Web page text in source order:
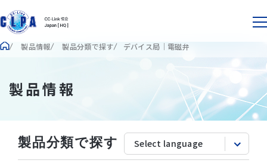
製品情報 製品分類で探す デバイス局｜電磁弁
製品情報
製品分類で探す